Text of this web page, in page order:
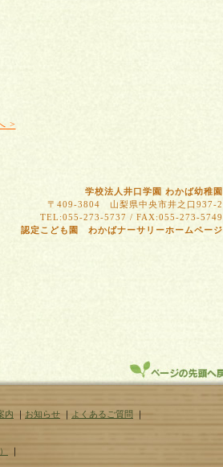
>
学校法人井口学園 わかば幼稚園
〒409-3804 山梨県中央市井之口937-2
TEL:055-273-5737 / FAX:055-273-5749
認定こども園 わかばナーサリーホームページ
内 ｜ お知らせ ｜ よくあるご質問 ｜
｜